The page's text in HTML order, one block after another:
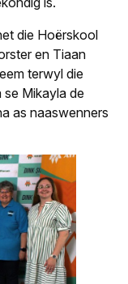
die Hoërskool
en Tiaan
terwyl die
Mikayla de
as naaswenners